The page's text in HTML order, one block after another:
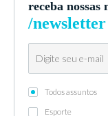
receba nossas
/newsletter
Todos assuntos
Esporte